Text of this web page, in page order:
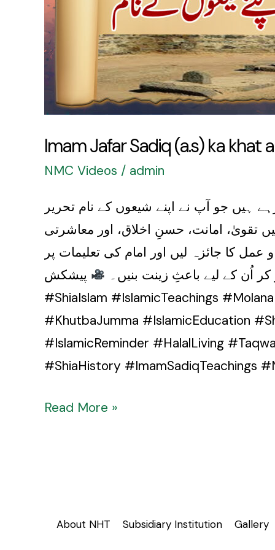
Imam Jafar Sadiq (a.s) ka khat
NMC Videos / admin
ہیں جو آپ نے اپنے شیعوں کے نام تحریر
تقویٰ، امانت، حسنِ اخلاق، اور معاشرتی
کا جائزہ لیں اور امام کی تعلیمات پر
اُن کے لیے باعثِ زینت بنیں۔
پیشکش: Noor Media Cell | Noor-ul-Huda Trust #ImamJafarSadiq #LetterToShias
#ShiaIslam #IslamicTeachings
#KhutbaJumma #IslamicEducation
#IslamicReminder #HalalLiving
#ShiaHistory #ImamSadiqTeachings
Read More »
About NHT Subsidiary Institution Gallery